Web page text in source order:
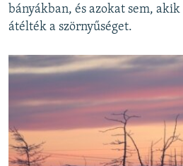
bányákban, és azokat sem,
átélték a szörnyűséget.